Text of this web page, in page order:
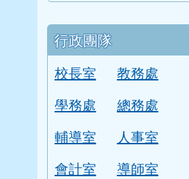
行政團隊
校長室
教務處
學務處
總務處
輔導室
人事室
會計室
導師室